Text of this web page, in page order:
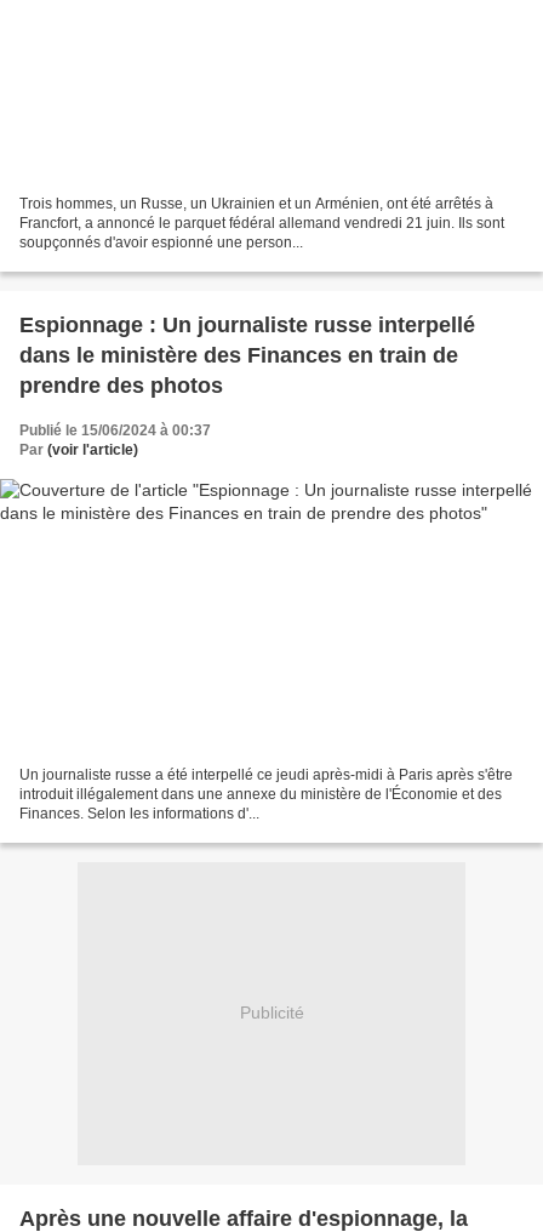
Trois hommes, un Russe, un Ukrainien et un Arménien, ont été arrêtés à
Francfort, a annoncé le parquet fédéral allemand vendredi 21 juin. Ils sont
soupçonnés d'avoir espionné une person...
Espionnage : Un journaliste russe interpellé
dans le ministère des Finances en train de
prendre des photos
Publié le 15/06/2024 à 00:37
Par (voir l'article)
Un journaliste russe a été interpellé ce jeudi après-midi à Paris après s'être
introduit illégalement dans une annexe du ministère de l'Économie et des
Finances. Selon les informations d'...
Publicité
Après une nouvelle affaire d'espionnage, la